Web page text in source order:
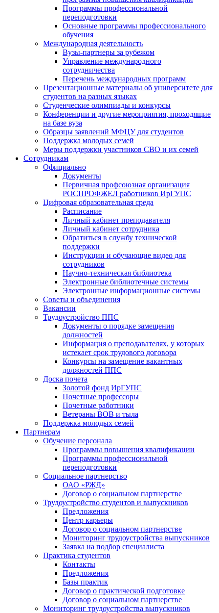
Программы профессиональной
переподготовки
Основные программы профессионального
обучения
Международная деятельность
Вузы-партнеры за рубежом
Управление международного
сотрудничества
Перечень международных программ
Презентационные материалы об университете для
студентов на разных языках
Студенческие олимпиады и конкурсы
Конференции и другие мероприятия, проходящие
на базе вуза
Образцы заявлений МФЦУ для студентов
Поддержка молодых семей
Меры поддержки участников СВО и их семей
Сотрудникам
Официально
Документы
Первичная профсоюзная организация
РОСПРОФЖЕЛ работников ИрГУПС
Цифровая образовательная среда
Расписание
Личный кабинет преподавателя
Личный кабинет сотрудника
Обратиться в службу технической
поддержки
Инструкции и обучающие видео для
сотрудников
Научно-техническая библиотека
Электронные библиотечные системы
Электронные информационные системы
Советы и объединения
Вакансии
Трудоустройство ППС
Документы о порядке замещения
должностей
Информация о преподавателях, у которых
истекает срок трудового договора
Конкурсы на замещение вакантных
должностей ППС
Доска почета
Золотой фонд ИрГУПС
Почетные профессоры
Почетные работники
Ветераны ВОВ и тыла
Поддержка молодых семей
Партнерам
Обучение персонала
Программы повышения квалификации
Программы профессиональной
переподготовки
Социальное партнерство
ОАО «РЖД»
Договор о социальном партнерстве
Трудоустройство студентов и выпускников
Предложения
Центр карьеры
Договор о социальном партнерстве
Мониторинг трудоустройства выпускников
Заявка на подбор специалиста
Практика студентов
Контакты
Предложения
Базы практик
Договор о практической подготовке
Договор о социальном партнерстве
Мониторинг трудоустройства выпускников